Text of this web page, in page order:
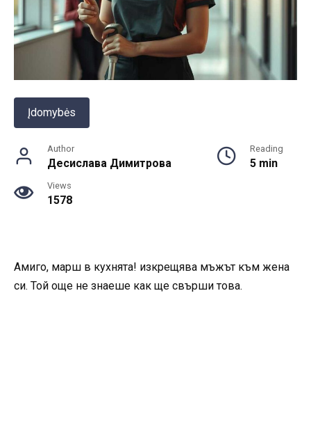
Įdomybės
Author
Десислава Димитрова
Reading
5 min
Views
1578
Амиго, марш в кухнята! изкрещява мъжът към жена
си. Той още не знаеше как ще свърши това.